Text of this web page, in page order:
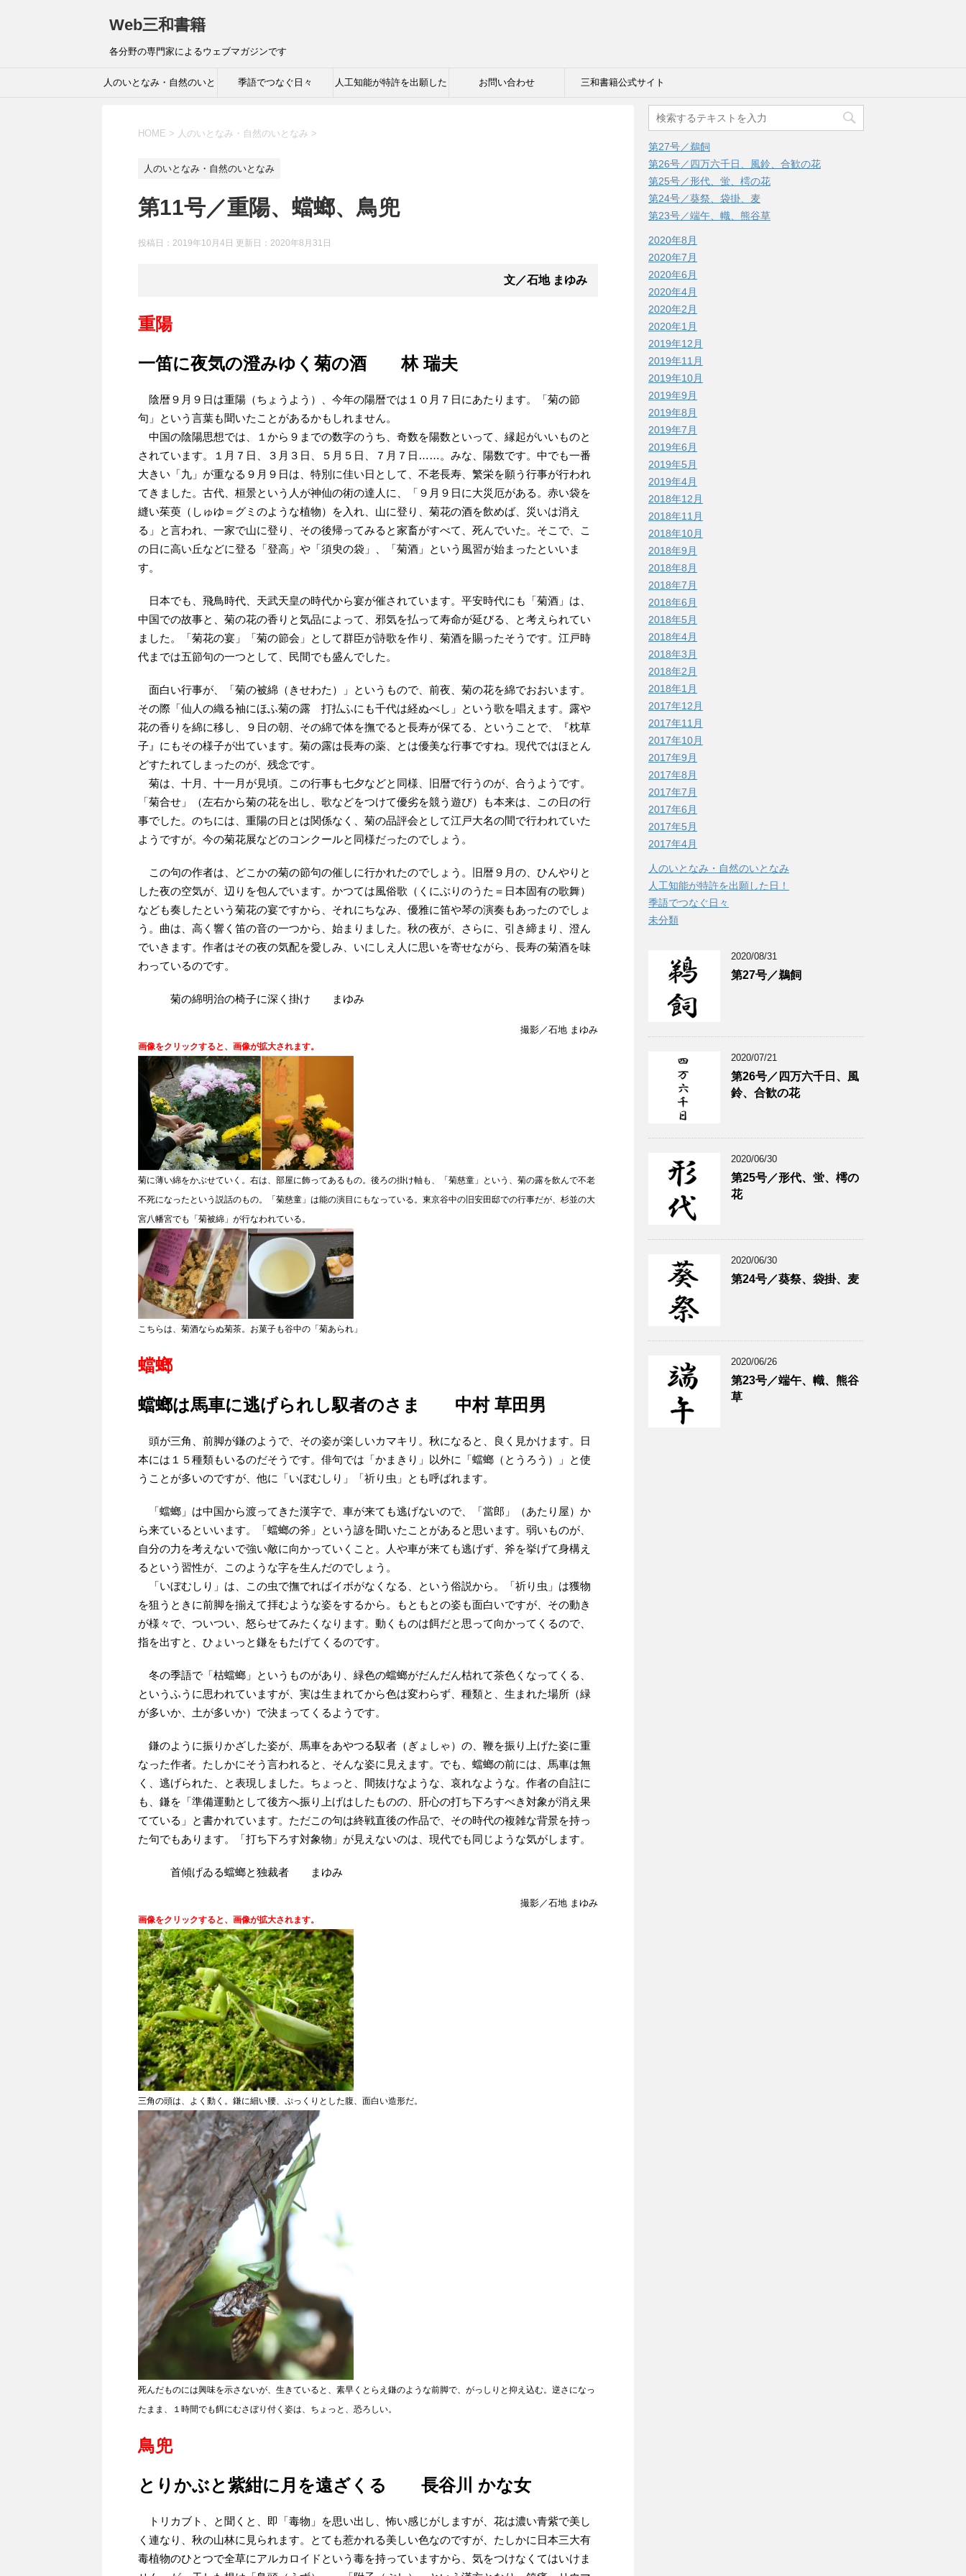
Web三和書籍
各分野の専門家によるウェブマガジンです
人のいとなみ・自然のいと 季語でつなぐ日々 人工知能が特許を出願した お問い合わせ 三和書籍公式サイト
HOME > 人のいとなみ・自然のいとなみ >
人のいとなみ・自然のいとなみ
第11号／重陽、蟷螂、鳥兜
投稿日：2019年10月4日 更新日： 2020年8月31日
文／石地 まゆみ
重陽
一笛に夜気の澄みゆく菊の酒 林 瑞夫
陰暦９月９日は重陽（ちょうよう）、今年の陽暦では１０月７日にあたります。「菊の節
句」という言葉も聞いたことがあるかもしれません。
中国の陰陽思想では、１から９までの数字のうち、奇数を陽数といって、縁起がいいものと
されています。１月７日、３月３日、５月５日、７月７日……。みな、陽数です。中でも一番
大きい「九」が重なる９月９日は、特別に佳い日として、不老長寿、繁栄を願う行事が行われ
てきました。古代、桓景という人が神仙の術の達人に、「９月９日に大災厄がある。赤い袋を
縫い茱萸（しゅゆ＝グミのような植物）を入れ、山に登り、菊花の酒を飲めば、災いは消え
る」と言われ、一家で山に登り、その後帰ってみると家畜がすべて、死んでいた。そこで、こ
の日に高い丘などに登る「登高」や「須臾の袋」、「菊酒」という風習が始まったといいま
す。
日本でも、飛鳥時代、天武天皇の時代から宴が催されています。平安時代にも「菊酒」は、
中国での故事と、菊の花の香りと気品によって、邪気を払って寿命が延びる、と考えられてい
ました。「菊花の宴」「菊の節会」として群臣が詩歌を作り、菊酒を賜ったそうです。江戸時
代までは五節句の一つとして、民間でも盛んでした。
面白い行事が、「菊の被綿（きせわた）」というもので、前夜、菊の花を綿でおおいます。
その際「仙人の織る袖にほふ菊の露 打払ふにも千代は経ぬべし」という歌を唱えます。露や
花の香りを綿に移し、９日の朝、その綿で体を撫でると長寿が保てる、ということで、『枕草
子』にもその様子が出ています。菊の露は長寿の薬、とは優美な行事ですね。現代ではほとん
どすたれてしまったのが、残念です。
菊は、十月、十一月が見頃。この行事も七夕などと同様、旧暦で行うのが、合うようです。
「菊合せ」（左右から菊の花を出し、歌などをつけて優劣を競う遊び）も本来は、この日の行
事でした。のちには、重陽の日とは関係なく、菊の品評会として江戸大名の間で行われていた
ようですが。今の菊花展などのコンクールと同様だったのでしょう。
この句の作者は、どこかの菊の節句の催しに行かれたのでしょう。旧暦９月の、ひんやりと
した夜の空気が、辺りを包んでいます。かつては風俗歌（くにぶりのうた＝日本固有の歌舞）
なども奏したという菊花の宴ですから、それにちなみ、優雅に笛や琴の演奏もあったのでしょ
う。曲は、高く響く笛の音の一つから、始まりました。秋の夜が、さらに、引き締まり、澄ん
でいきます。作者はその夜の気配を愛しみ、いにしえ人に思いを寄せながら、長寿の菊酒を味
わっているのです。
菊の綿明治の椅子に深く掛け まゆみ
撮影／石地 まゆみ
画像をクリックすると、画像が拡大されます。
菊に薄い綿をかぶせていく。右は、部屋に飾ってあるもの。後ろの掛け軸も、「菊慈童」という、菊の露を飲んで不老
不死になったという説話のもの。「菊慈童」は能の演目にもなっている。東京谷中の旧安田邸での行事だが、杉並の大
宮八幡宮でも「菊被綿」が行なわれている。
こちらは、菊酒ならぬ菊茶。お菓子も谷中の「菊あられ」
蟷螂
蟷螂は馬車に逃げられし馭者のさま 中村 草田男
頭が三角、前脚が鎌のようで、その姿が楽しいカマキリ。秋になると、良く見かけます。日
本には１５種類もいるのだそうです。俳句では「かまきり」以外に「蟷螂（とうろう）」と使
うことが多いのですが、他に「いぼむしり」「祈り虫」とも呼ばれます。
「蟷螂」は中国から渡ってきた漢字で、車が来ても逃げないので、「當郎」（あたり屋）か
ら来ているといいます。「蟷螂の斧」という諺を聞いたことがあると思います。弱いものが、
自分の力を考えないで強い敵に向かっていくこと。人や車が来ても逃げず、斧を挙げて身構え
るという習性が、このような字を生んだのでしょう。
「いぼむしり」は、この虫で撫でればイボがなくなる、という俗説から。「祈り虫」は獲物
を狙うときに前脚を揃えて拝むような姿をするから。もともとの姿も面白いですが、その動き
が様々で、ついつい、怒らせてみたくなります。動くものは餌だと思って向かってくるので、
指を出すと、ひょいっと鎌をもたげてくるのです。
冬の季語で「枯蟷螂」というものがあり、緑色の蟷螂がだんだん枯れて茶色くなってくる、
というふうに思われていますが、実は生まれてから色は変わらず、種類と、生まれた場所（緑
が多いか、土が多いか）で決まってくるようです。
鎌のように振りかざした姿が、馬車をあやつる馭者（ぎょしゃ）の、鞭を振り上げた姿に重
なった作者。たしかにそう言われると、そんな姿に見えます。でも、蟷螂の前には、馬車は無
く、逃げられた、と表現しました。ちょっと、間抜けなような、哀れなような。作者の自註に
も、鎌を「準備運動として後方へ振り上げはしたものの、肝心の打ち下ろすべき対象が消え果
てている」と書かれています。ただこの句は終戦直後の作品で、その時代の複雑な背景を持っ
た句でもあります。「打ち下ろす対象物」が見えないのは、現代でも同じような気がします。
首傾げゐる蟷螂と独裁者 まゆみ
撮影／石地 まゆみ
画像をクリックすると、画像が拡大されます。
三角の頭は、よく動く。鎌に細い腰、ぷっくりとした腹、面白い造形だ。
死んだものには興味を示さないが、生きていると、素早くとらえ鎌のような前脚で、がっしりと抑え込む。逆さになっ
たまま、１時間でも餌にむさぼり付く姿は、ちょっと、恐ろしい。
鳥兜
とりかぶと紫紺に月を遠ざくる 長谷川 かな女
トリカブト、と聞くと、即「毒物」を思い出し、怖い感じがしますが、花は濃い青紫で美し
く連なり、秋の山林に見られます。とても惹かれる美しい色なのですが、たしかに日本三大有
毒植物のひとつで全草にアルカロイドという毒を持っていますから、気をつけなくてはいけま
第27号／鵜飼
第26号／四万六千日、風鈴、合歓の花
第25号／形代、蛍、樗の花
第24号／葵祭、袋掛、麦
第23号／端午、幟、熊谷草
2020年8月
2020年7月
2020年6月
2020年4月
2020年2月
2020年1月
2019年12月
2019年11月
2019年10月
2019年9月
2019年8月
2019年7月
2019年6月
2019年5月
2019年4月
2018年12月
2018年11月
2018年10月
2018年9月
2018年8月
2018年7月
2018年6月
2018年5月
2018年4月
2018年3月
2018年2月
2018年1月
2017年12月
2017年11月
2017年10月
2017年9月
2017年8月
2017年7月
2017年6月
2017年5月
2017年4月
人のいとなみ・自然のいとなみ
人工知能が特許を出願した日！
季語でつなぐ日々
未分類
2020/08/31
第27号／鵜飼
2020/07/21
第26号／四万六千日、風
鈴、合歓の花
2020/06/30
第25号／形代、蛍、樗の
花
2020/06/30
第24号／葵祭、袋掛、麦
2020/06/26
第23号／端午、幟、熊谷
草